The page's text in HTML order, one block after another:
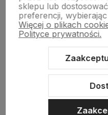
Sklep internetowy Shoper
sklepu lub
preferencji,
Więcej o plikach
Polityce prywatności.